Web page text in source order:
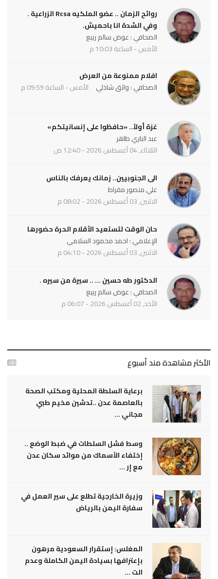
روائح الزمان .. عضو الملكيه Rcsa الزراعية .
وفي الشدة انا باحميش.
الصحافي : عوض سالم ربيع
الأمس - الساعة 10:03 م
افلام ممنوعة من العرض
الصحافي : واثق شاذلي
الأمس - الساعة 09:59 م
غزة أولاً.. «حافظوا على إنسانيتكم»
عبد الباري طاهر
الثلاثاء, 04 أغسطس 2026 - 12:40 ص
الى الجنوبيين.. زمانك يعرفك بالناس
علي منصور مقراط
الاثنين, 03 أغسطس 2026 - 08:02 م
حان الوقت لتستعيد الأقلام الحرة حضورها
الإعلامي : احمد محمود السلامي
الاثنين, 03 أغسطس 2026 - 04:10 م
الدكتور طه حسين ... .. سيرة من سيره .
الصحافي : عوض سالم ربيع
الأحد, 02 أغسطس 2026 - 06:07 م
الأكثر مشاهدة مند أسبوع
برعاية السلطة المحلية ومكتب الصحة
بالعاصمة عدن ..تدشين مخيم طبي
مجاني ...
وسط فشل السلطات في ضبط الوضع ..
إختفاء الأسماك من موائد سكان عدن
مع إر ...
وزيرة الخارجية تطلع على سير العمل في
سفارة اليمن بالرياض
المغلس: إستقرار السعودية مرهون
بإعترافها بسيادة اليمن الكاملة وعدم
الت ...